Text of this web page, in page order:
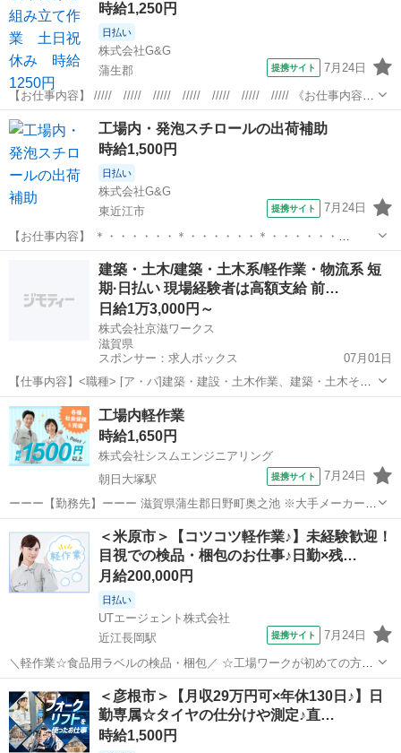
時給1,250円
日払い
株式会社G&G
蒲生郡
提携サイト 7月24日
【お仕事内容】 ///// ///// ///// ///// ///// ///// ///// 《お仕事内容》
機械装置の組み立て作業をお願いします。 ドライバー、ニッパー、ペ
ンチ等の 工具を使って部品の取り付けを...
滋賀 蒲生郡 仕分け
工場内・発泡スチロールの出荷補助
時給1,500円
日払い
株式会社G&G
東近江市
提携サイト 7月24日
【お仕事内容】 ＊・・・・・・＊・・・・・・＊・・・・・・
＊・・・・・・＊ ＜PRポイントはココ＞ ・簡単なので未経験OK ・
土日祝休み／大型連休あり ・茶髪など髪染めOK ・残業なし！ ・広々
とした倉庫での単純作業 ・製...
東近江市 仕分け
建築・土木/建築・土木系/軽作業・物流系 短
期·日払い 現場経験者は高額支給 前…
日給1万3,000円～
株式会社京滋ワークス
滋賀県
スポンサー：求人ボックス
07月01日
【仕事内容】<職種> [ア・パ]建築・建設・土木作業、建築・土木その
他、軽作業・物流その他 <雇用形態> アルバイト・パート <給与>
[ア・パ]日給13,000円～ 交通費:一部支給 規定内支給 / 経験者歓迎! 高
額支給でご案...
アルバイト・パート
工場内軽作業
時給1,650円
株式会社シスムエンジニアリング
朝日大塚駅
提携サイト 7月24日
ーーー【勤務先】ーーー 滋賀県蒲生郡日野町奥之池 ※大手メーカー工
場内 マイカー通勤OK／バイク・自転車不可 ※交通費(ガソリン代)につ
いて 例えば片道30～35kmの方ですと、 月に2万7000円を時給とは別
に支給しま...
朝日大塚駅
＜米原市＞【コツコツ軽作業♪】未経験歓迎！
目視での検品・梱包のお仕事♪日勤×残…
月給200,000円
日払い
UTエージェント株式会社
近江長岡駅
提携サイト 7月24日
＼軽作業☆食品用ラベルの検品・梱包／ ☆工場ワークが初めての方も
活躍中！ 特別なスキルや資格は必要ナシ◎ 空調完備の快適環境で
のモクモク作業のお仕事♪ ＜具体的には…＞ ■出来上がった製品を主
に目視で検品 ■検品後の...
近江長岡駅 仕分け
＜彦根市＞【月収29万円可×年休130日♪】日
勤専属☆タイヤの仕分けや測定♪直…
時給1,500円